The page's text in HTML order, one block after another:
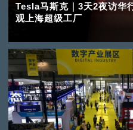
Tesla马斯克｜3天2夜访华
观上海超级工厂